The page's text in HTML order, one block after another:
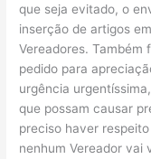
que seja evitado, o
inserção de artigos
Vereadores. Também
pedido para
urgência
que possam causar
preciso haver
nenhum Vereador vai